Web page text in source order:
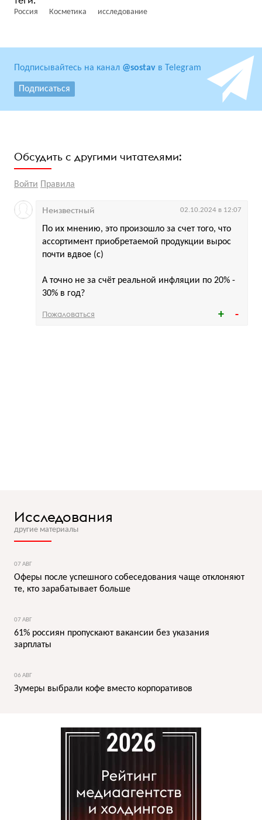
Россия Косметика исследование
Подписывайтесь на канал @sostav в Telegram
Подписаться
Обсудить с другими читателями:
Войти Правила
По их мнению, это произошло за счет того, что
ассортимент приобретаемой продукции вырос
почти вдвое (с)
А точно не за счёт реальной инфляции по 20% -
30% в год?
Неизвестный 02.10.2024 в 12:07
Пожаловаться
Исследования
другие материалы
07 АВГ
Оферы после успешного собеседования чаще отклоняют
те, кто зарабатывает больше
07 АВГ
61% россиян пропускают вакансии без указания
зарплаты
06 АВГ
Зумеры выбрали кофе вместо корпоративов